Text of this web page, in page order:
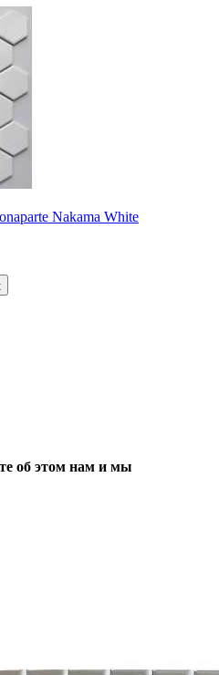
Nakama White
об этом нам и мы